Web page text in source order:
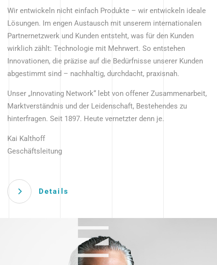
Wir entwickeln nicht einfach Produkte – wir entwickeln ideale
Lösungen. Im engen Austausch mit unserem internationalen
Partnernetzwerk und Kunden entsteht, was für den Kunden
wirklich zählt: Technologie mit Mehrwert. So entstehen
Innovationen, die präzise auf die Bedürfnisse unserer Kunden
abgestimmt sind – nachhaltig, durchdacht, praxisnah.
Unser „Innovating Network“ lebt von offener Zusammenarbeit,
Marktverständnis und der Leidenschaft, Bestehendes zu
hinterfragen. Seit 1897. Heute vernetzter denn je.
Kai Kalthoff
Geschäftsleitung
Details